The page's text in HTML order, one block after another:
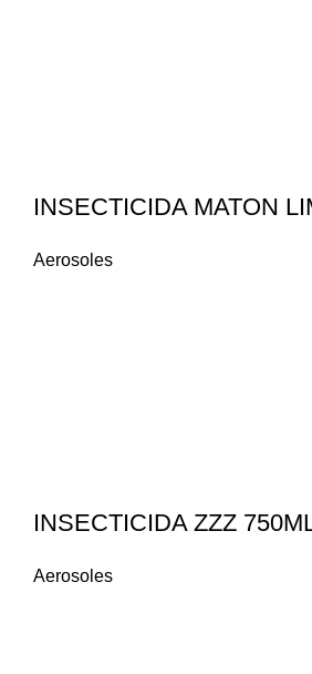
INSECTICIDA MATON
Aerosoles
INSECTICIDA ZZZ
Aerosoles